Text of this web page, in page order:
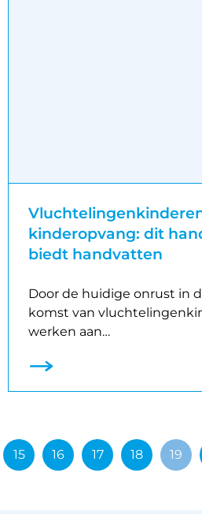
kinderopvang: dit
biedt handvatten
Door de huidige onrust in
komst van
werken aan…
15 16 17 18 19